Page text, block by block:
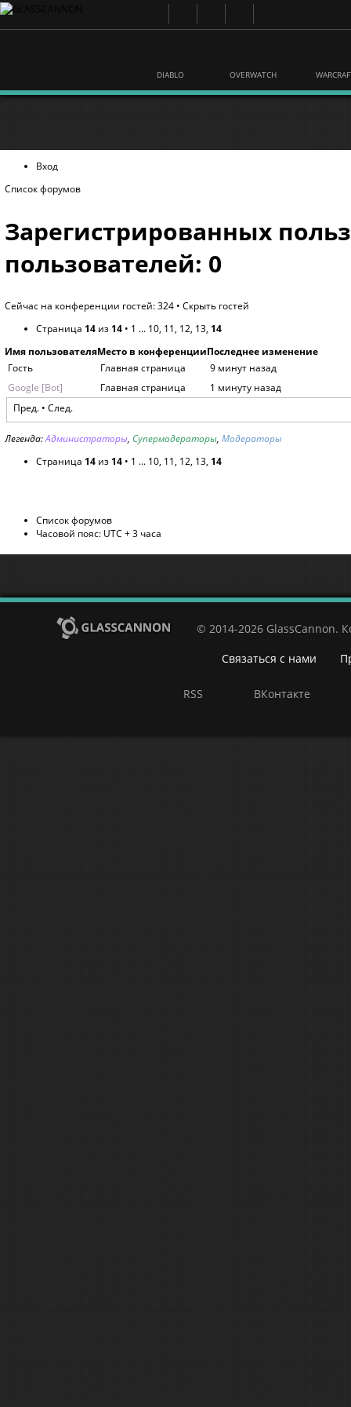
DIABLO OVERWATCH
Вход
Список форумов
Зарегистрированных
пользователей: 0
Сейчас на конференции гостей: 324 • Скрыть гостей
Страница 14 из 14 • 1 ... 10, 11, 12, 13, 14
Имя пользователяМесто в конференцииПоследнее изменение
Гость
Главная страница
9 минут назад
Google [Bot]
Главная страница
1 минуту назад
Пред.• След.
Легенда:Администраторы, Супермодераторы, Модераторы
Страница 14 из 14 • 1 ... 10, 11, 12, 13, 14
Список форумов
Часовой пояс: UTC + 3 часа
© 2014-2026 GlassCannon.
Связаться с нами
RSS ВКонтакте